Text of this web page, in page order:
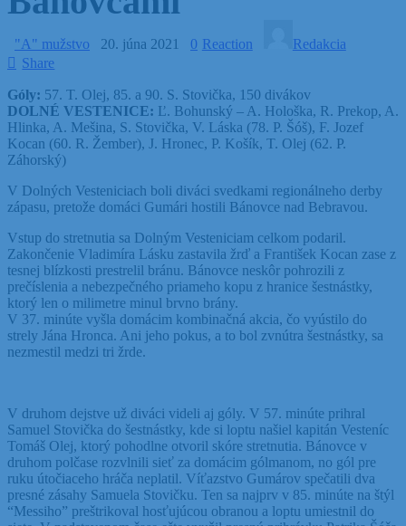
"A" mužstvo 20. júna 2021 0 Reaction
Redakcia
Share
Góly: 57. T. Olej, 85. a 90. S. Stovička, 150 divákov
DOLNÉ VESTENICE: Ľ. Bohunský – A. Hološka, R. Prekop, A.
Hlinka, A. Mešina, S. Stovička, V. Láska (78. P. Šóš), F. Jozef
Kocan (60. R. Žember), J. Hronec, P. Košík, T. Olej (62. P.
Záhorský)
V Dolných Vesteniciach boli diváci svedkami regionálneho derby
zápasu, pretože domáci Gumári hostili Bánovce nad Bebravou.
Vstup do stretnutia sa Dolným Vesteniciam celkom podaril.
Zakončenie Vladimíra Lásku zastavila žrď a František Kocan zase z
tesnej blízkosti prestrelil bránu. Bánovce neskôr pohrozili z
prečíslenia a nebezpečného priameho kopu z hranice šestnástky,
ktorý len o milimetre minul brvno brány.
V 37. minúte vyšla domácim kombinačná akcia, čo vyústilo do
strely Jána Hronca. Ani jeho pokus, a to bol zvnútra šestnástky, sa
nezmestil medzi tri žrde.
V druhom dejstve už diváci videli aj góly. V 57. minúte prihral
Samuel Stovička do šestnástky, kde si loptu našiel kapitán Vesteníc
Tomáš Olej, ktorý pohodlne otvoril skóre stretnutia. Bánovce v
druhom polčase rozvlnili sieť za domácim gólmanom, no gól pre
ruku útočiaceho hráča neplatil. Víťazstvo Gumárov spečatili dva
presné zásahy Samuela Stovičku. Ten sa najprv v 85. minúte na štýl
“Messiho” preštrikoval hosťujúcou obranou a loptu umiestnil do